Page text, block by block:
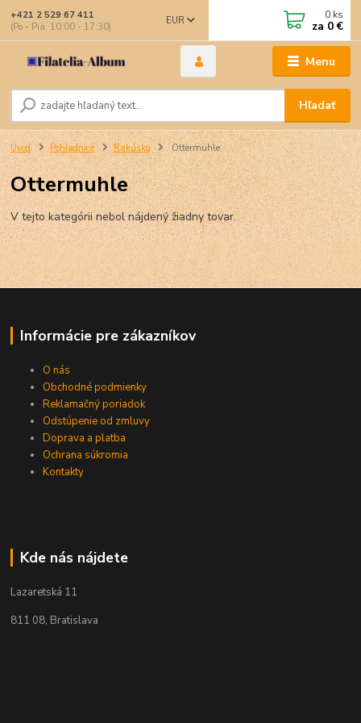
Menu
EUR
Hľadať
+421 2 529 67 411
(Po - Pia: 10:00 - 17:30)
0 ks
za 0 €
Úvod Pohľadnice Rakúsko Ottermuhle
Ottermuhle
V tejto kategórii nebol nájdený žiadny tovar.
Informácie pre zákazníkov
O nás
Obchodné podmienky
Reklamačný poriadok
Odstúpenie od zmluvy
Doprava a platba
Ochrana súkromia
Kontakty
Kde nás nájdete
Lazaretská 11
811 08, Bratislava